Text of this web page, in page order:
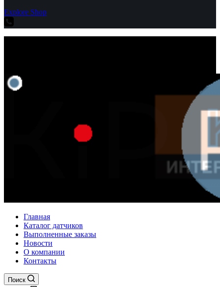
Explore Shop
Главная
Каталог датчиков
Выполненные заказы
Новости
О компании
Контакты
Поиск